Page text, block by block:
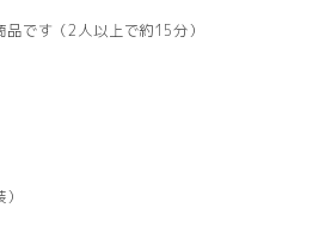
です（2人以上で約15分）